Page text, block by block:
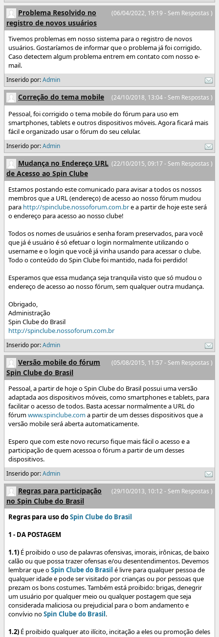
(06/04/2022, 19:19 - Sem Respostas )
Problema Resolvido no
registro de novos usuários
Tivemos problemas em nosso sistema para o registro de novos
usuários. Gostaríamos de informar que o problema já foi corrigido.
Caso detectem algum problema entrem em contato com nosso e-
mail.
Inserido por:Admin
(24/10/2018, 13:04 - Sem Respostas )
Correção do tema mobile
Pessoal, foi corrigido o tema mobile do fórum para uso em
smartphones, tablets e outros dispositivos móveis. Agora ficará mais
fácil e organizado usar o fórum do seu celular.
Inserido por:Admin
(22/10/2015, 09:17 - Sem Respostas )
Mudança no Endereço URL
de Acesso ao Spin Clube
Estamos postando este comunicado para avisar a todos os nossos
membros que a URL (endereço) de acesso ao nosso fórum mudou
para http://spinclube.nossoforum.com.bre a partir de hoje este será
o endereço para acesso ao nosso clube!
Todos os nomes de usuários e senha foram preservados, para você
que já é usuário é só efetuar o login normalmente utilizando o
username e o login que você já vinha usando para acessar o clube.
Todo o conteúdo do Spin Clube foi mantido, nada foi perdido!
Esperamos que essa mudança seja tranquila visto que só mudou o
endereço de acesso ao nosso fórum, sem qualquer outra mudança.
Obrigado,
Administração
Spin Clube do Brasil
http://spinclube.nossoforum.com.br
Inserido por:Admin
(05/08/2015, 11:57 - Sem Respostas )
Versão mobile do fórum
Spin Clube do Brasil
Pessoal, a partir de hoje o Spin Clube do Brasil possui uma versão
adaptada aos dispositivos móveis, como smartphones e tablets, para
facilitar o acesso de todos. Basta acessar normalmente a URL do
fórumwww.spinclube.coma partir de um desses dispositivos que a
versão mobile será aberta automaticamente.
Espero que com este novo recurso fique mais fácil o acesso e a
participação de quem acessoa o fórum a partir de um desses
dispositivos.
Inserido por:Admin
(29/10/2013, 10:12 - Sem Respostas )
Regras para participação
no Spin Clube do Brasil
Regras para uso doSpin Clube do Brasil
1 - DA POSTAGEM
1.1) É proibido o uso de palavras ofensivas, imorais, irônicas, de baixo
calão ou que possa trazer ofensas e/ou desentendimentos. Devemos
lembrar que oSpin Clube do Brasil é livre para qualquer pessoa de
qualquer idade e pode ser visitado por crianças ou por pessoas que
prezam os bons costumes. Também está proibido: brigas, denegrir
um usuário por qualquer meio ou qualquer postagem que seja
considerada maliciosa ou prejudicial para o bom andamento e
convívio noSpin Clube do Brasil.
1.2) É proibido qualquer ato ilícito, incitação a eles ou promoção deles